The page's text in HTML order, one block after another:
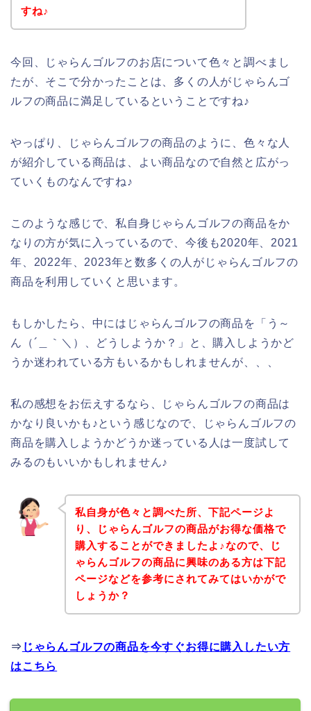
すね♪
今回、じゃらんゴルフのお店について色々と調べまし
たが、そこで分かったことは、多くの人がじゃらんゴ
ルフの商品に満足しているということですね♪
やっぱり、じゃらんゴルフの商品のように、色々な人
が紹介している商品は、よい商品なので自然と広がっ
ていくものなんですね♪
このような感じで、私自身じゃらんゴルフの商品をか
なりの方が気に入っているので、今後も2020年、2021
年、2022年、2023年と数多くの人がじゃらんゴルフの
商品を利用していくと思います。
もしかしたら、中にはじゃらんゴルフの商品を「う～
ん（´＿｀＼）、どうしようか？」と、購入しようかど
うか迷われている方もいるかもしれませんが、、、
私の感想をお伝えするなら、じゃらんゴルフの商品は
かなり良いかも♪という感じなので、じゃらんゴルフの
商品を購入しようかどうか迷っている人は一度試して
みるのもいいかもしれません♪
私自身が色々と調べた所、下記ページよ
り、じゃらんゴルフの商品がお得な価格で
購入することができましたよ♪なので、じ
ゃらんゴルフの商品に興味のある方は下記
ページなどを参考にされてみてはいかがで
しょうか？
⇒ じゃらんゴルフの商品を今すぐお得に購入したい方
はこちら